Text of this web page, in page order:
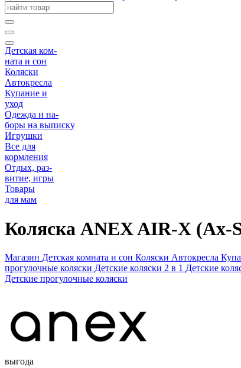
Детская ком-
ната и сон
Коляски
Автокресла
Купание и
уход
Одежда и на-
боры на выписку
Игрушки
Все для
кормления
Отдых, раз-
витие, игры
Товары
для мам
Коляска ANEX AIR-X (Ax-
Магазин Детская комната и сон Коляски Автокресла
прогулочные коляски Детские коляски 2 в 1 Детские
Детские прогулочные коляски
выгода